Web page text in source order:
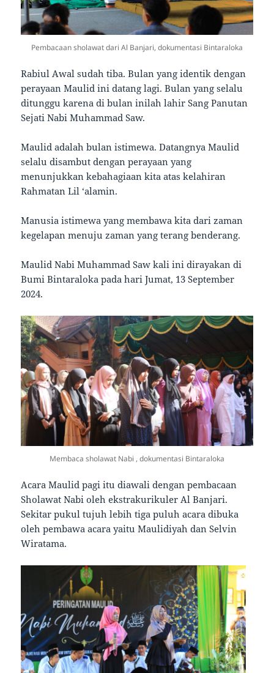
Pembacaan sholawat dari Al Banjari, dokumentasi Bintaraloka
Rabiul Awal sudah tiba. Bulan yang identik dengan
perayaan Maulid ini datang lagi. Bulan yang selalu
ditunggu karena di bulan inilah lahir Sang Panutan
Sejati Nabi Muhammad Saw.
Maulid adalah bulan istimewa. Datangnya Maulid
selalu disambut dengan perayaan yang
menunjukkan kebahagiaan kita atas kelahiran
Rahmatan Lil ‘alamin.
Manusia istimewa yang membawa kita dari zaman
kegelapan menuju zaman yang terang benderang.
Maulid Nabi Muhammad Saw kali ini dirayakan di
Bumi Bintaraloka pada hari Jumat, 13 September
2024.
Membaca sholawat Nabi , dokumentasi Bintaraloka
Acara Maulid pagi itu diawali dengan pembacaan
Sholawat Nabi oleh ekstrakurikuler Al Banjari.
Sekitar pukul tujuh lebih tiga puluh acara dibuka
oleh pembawa acara yaitu Maulidiyah dan Selvin
Wiratama.